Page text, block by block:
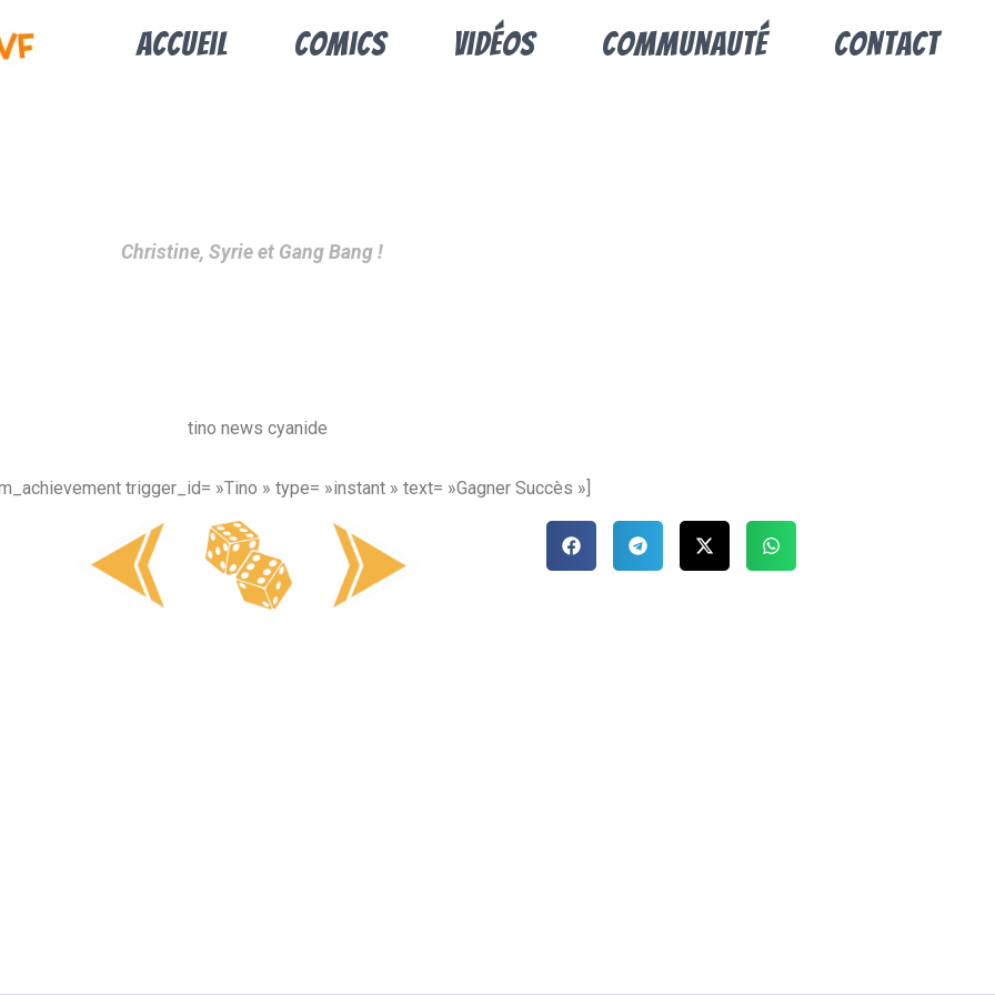
Accueil Comics Vidéos Communauté Contact
Christine, Syrie et Gang Bang !
trigger_id= »Tino » type= »instant » text= »Gagner Succès »]